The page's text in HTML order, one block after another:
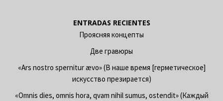
ENTRADAS RECIENTES
Проясняя концепты
Две гравюры
«Ars nostro spernitur ævo» (В наше время [герметическое]
искусство презирается)
«Omnis dies, omnis hora, qvam nihil sumus, ostendit» (Каждый